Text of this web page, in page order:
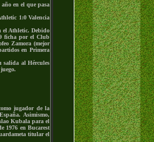
en el que pasa
1:0 Valencia
el Athletic. Debido
ficha por el Club
Zamora (mejor
en Primera
salida al Hércules
jugador de la
Asimismo,
Kubala para el
1976 en Bucarest
titular el